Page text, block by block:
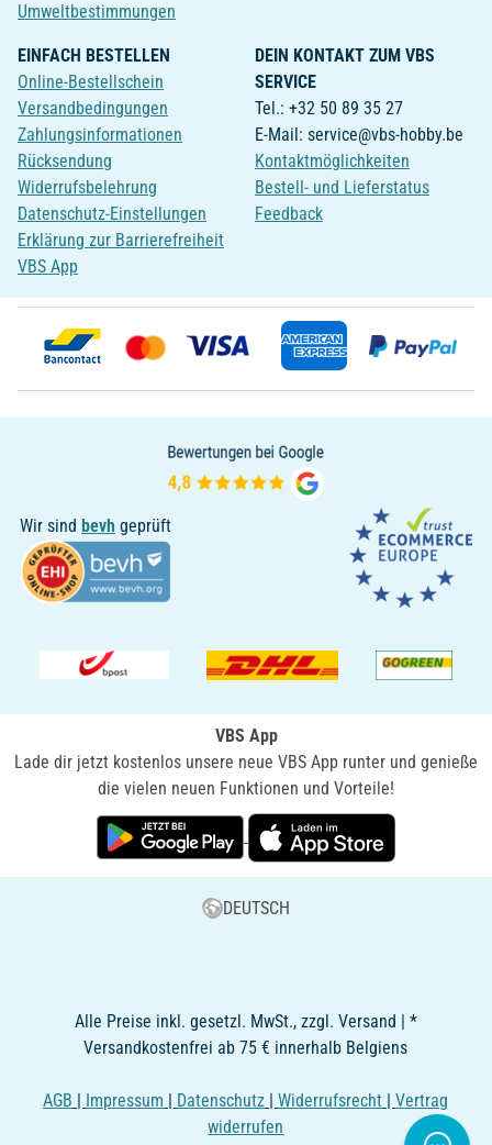
Umweltbestimmungen
EINFACH BESTELLEN
Online-Bestellschein
Versandbedingungen
Zahlungsinformationen
Rücksendung
Widerrufsbelehrung
Datenschutz-Einstellungen
Erklärung zur Barrierefreiheit
VBS App
DEIN KONTAKT ZUM VBS
SERVICE
Tel.: +32 50 89 35 27
E-Mail: service@vbs-hobby.be
Kontaktmöglichkeiten
Bestell- und Lieferstatus
Feedback
Wir sind bevh geprüft
VBS App
Lade dir jetzt kostenlos unsere neue VBS App runter und genieße
die vielen neuen Funktionen und Vorteile!
DEUTSCH
Alle Preise inkl. gesetzl. MwSt., zzgl. Versand | *
Versandkostenfrei ab 75 € innerhalb Belgiens
AGB | Impressum | Datenschutz |Widerrufsrecht |Vertrag
widerrufen